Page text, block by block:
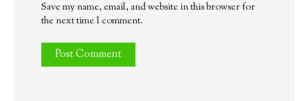
Save my name, email, and website in this browser for
the next time I comment.